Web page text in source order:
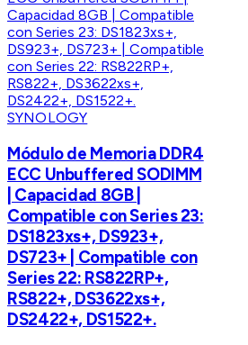
SYNOLOGY
Módulo de Memoria DDR4
ECC Unbuffered SODIMM
| Capacidad 8GB |
Compatible con Series 23:
DS1823xs+, DS923+,
DS723+ | Compatible con
Series 22: RS822RP+,
RS822+, DS3622xs+,
DS2422+, DS1522+.